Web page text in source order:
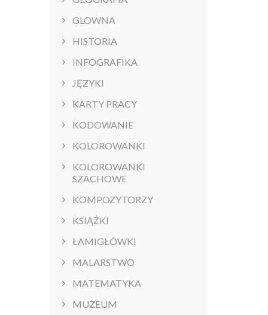
GLOWNA
HISTORIA
INFOGRAFIKA
JĘZYKI
KARTY PRACY
KODOWANIE
KOLOROWANKI
KOLOROWANKI
SZACHOWE
KOMPOZYTORZY
KSIĄŻKI
ŁAMIGŁÓWKI
MALARSTWO
MATEMATYKA
MUZEUM